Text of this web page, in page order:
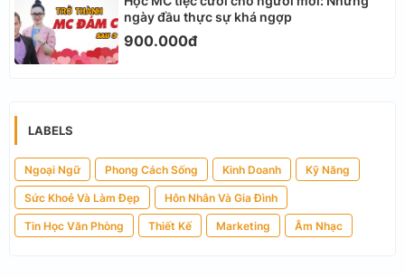
ngày đầu thực sự khá ngợp
900.000đ
LABELS
Ngoại Ngữ Phong Cách Sống Kinh Doanh Kỹ Năng
Sức Khoẻ Và Làm Đẹp Hôn Nhân Và Gia Đình
Tin Học Văn Phòng Thiết Kế Marketing Âm Nhạc